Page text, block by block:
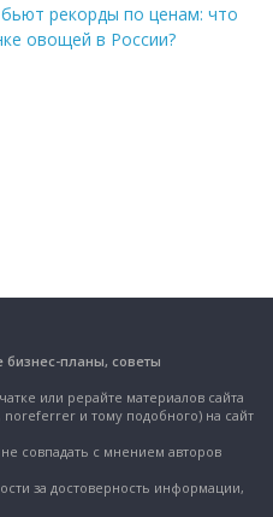
рекорды по ценам: что
овощей в России?
бизнес-планы, советы
или рерайте материалов сайта
noreferrer и тому подобного) на сайт
совпадать с мнением авторов
за достоверность информации,